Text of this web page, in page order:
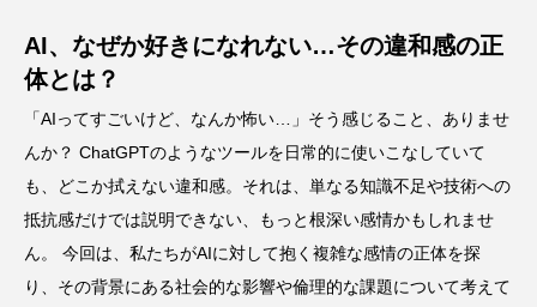
AI、なぜか好きになれない…その違和感の正
体とは？
「AIってすごいけど、なんか怖い…」そう感じること、ありませ
んか？ ChatGPTのようなツールを日常的に使いこなしていて
も、どこか拭えない違和感。それは、単なる知識不足や技術への
抵抗感だけでは説明できない、もっと根深い感情かもしれませ
ん。 今回は、私たちがAIに対して抱く複雑な感情の正体を探
り、その背景にある社会的な影響や倫理的な課題について考えて